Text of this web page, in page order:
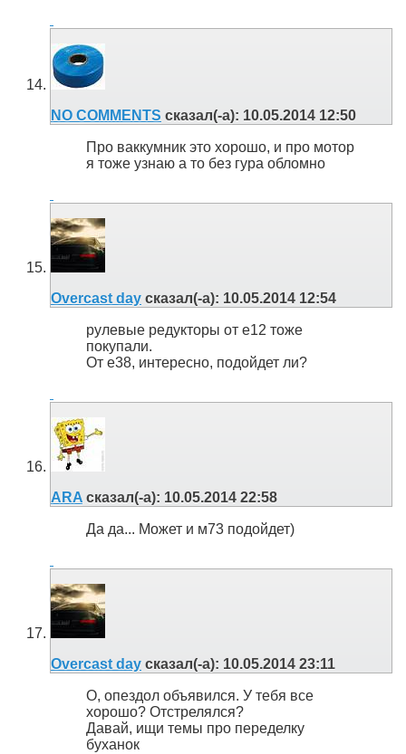
NO COMMENTS сказал(-а): 10.05.2014 12:50
Про ваккумник это хорошо, и про мотор
я тоже узнаю а то без гура обломно
Overcast day сказал(-а): 10.05.2014 12:54
рулевые редукторы от е12 тоже
покупали.
От е38, интересно, подойдет ли?
ARA сказал(-а): 10.05.2014 22:58
Да да... Может и м73 подойдет)
Overcast day сказал(-а): 10.05.2014 23:11
О, опездол объявился. У тебя все
хорошо? Отстрелялся?
Давай, ищи темы про переделку
буханок